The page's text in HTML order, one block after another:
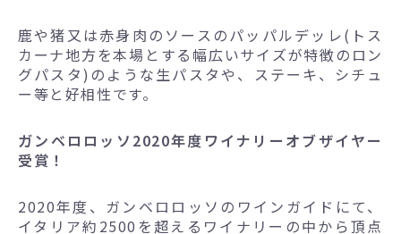
鹿や猪又は赤身肉のソースのパッパルデッレ(トス
カーナ地方を本場とする幅広いサイズが特徴のロン
グパスタ)のような生パスタや、ステーキ、シチュ
ー等と好相性です。
ガンベロロッソ2020年度ワイナリーオブザイヤー
受賞！
2020年度、ガンベロロッソのワインガイドにて、
イタリア約2500を超えるワイナリーの中から頂点